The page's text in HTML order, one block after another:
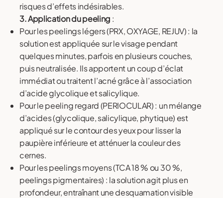
risques d’effets indésirables.
3. Application du peeling :
Pour les peelings légers (PRX, OXYAGE, REJUV) : la
solution est appliquée sur le visage pendant
quelques minutes, parfois en plusieurs couches,
puis neutralisée. Ils apportent un coup d’éclat
immédiat ou traitent l’acné grâce à l’association
d’acide glycolique et salicylique.
Pour le peeling regard (PERIOCULAR) : un mélange
d’acides (glycolique, salicylique, phytique) est
appliqué sur le contour des yeux pour lisser la
paupière inférieure et atténuer la couleur des
cernes.
Pour les peelings moyens (TCA 18 % ou 30 %,
peelings pigmentaires) : la solution agit plus en
profondeur, entraînant une desquamation visible